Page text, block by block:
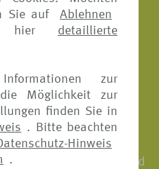
Sie auf
Ablehnen
hier
detaillierte
zur
Möglichkeit zur
finden Sie in
. Bitte beachten
Hinweis
.
Wenn Sie uns sagen,
empfangen
Angebote.
von uns
von
sowie wichtige
unserer Produkte und